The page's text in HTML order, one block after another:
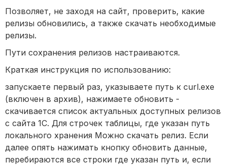
Позволяет, не заходя на сайт, проверить, какие
релизы обновились, а также скачать необходимые
релизы.
Пути сохранения релизов настраиваются.
Краткая инструкция по использованию:
запускаете первый раз, указываете путь к curl.exe
(включен в архив), нажимаете обновить -
скачивается список актуальных доступных релизов
с сайта 1С. Для строчек таблицы, где указан путь
локального хранения Можно скачать релиз. Если
далее опять нажимать кнопку обновить данные,
перебираются все строки где указан путь и, если